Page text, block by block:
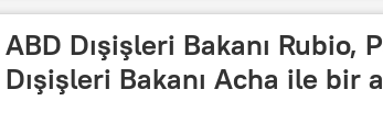
ABD Dışişleri Bakanı Rubio,
Dışişleri Bakanı Acha ile bir